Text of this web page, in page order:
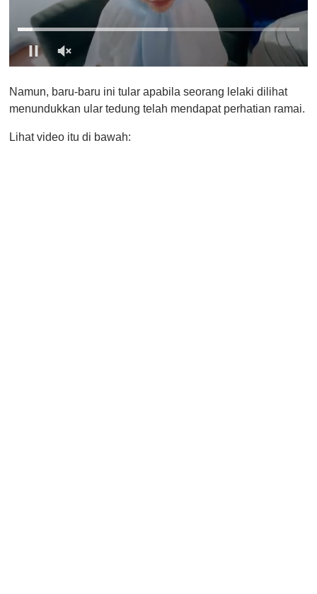
f
1
n
Namun, baru-baru ini tular apabila seorang lelaki dilihat
menundukkan ular tedung telah mendapat perhatian ramai.
Lihat video itu di bawah: